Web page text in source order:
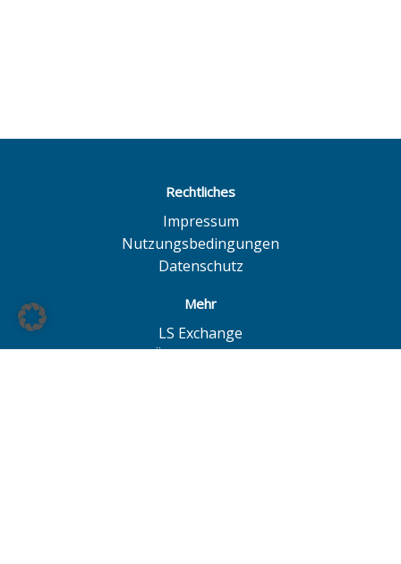
Rechtliches
Impressum
Nutzungsbedingungen
Datenschutz
Mehr
LS Exchange
BÖAG Börsen AG